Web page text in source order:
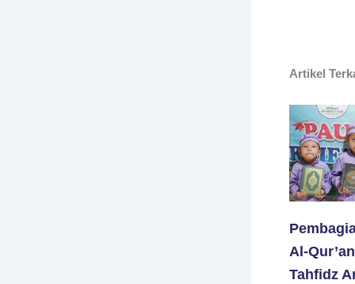
Artikel
Al-
Tahfidz